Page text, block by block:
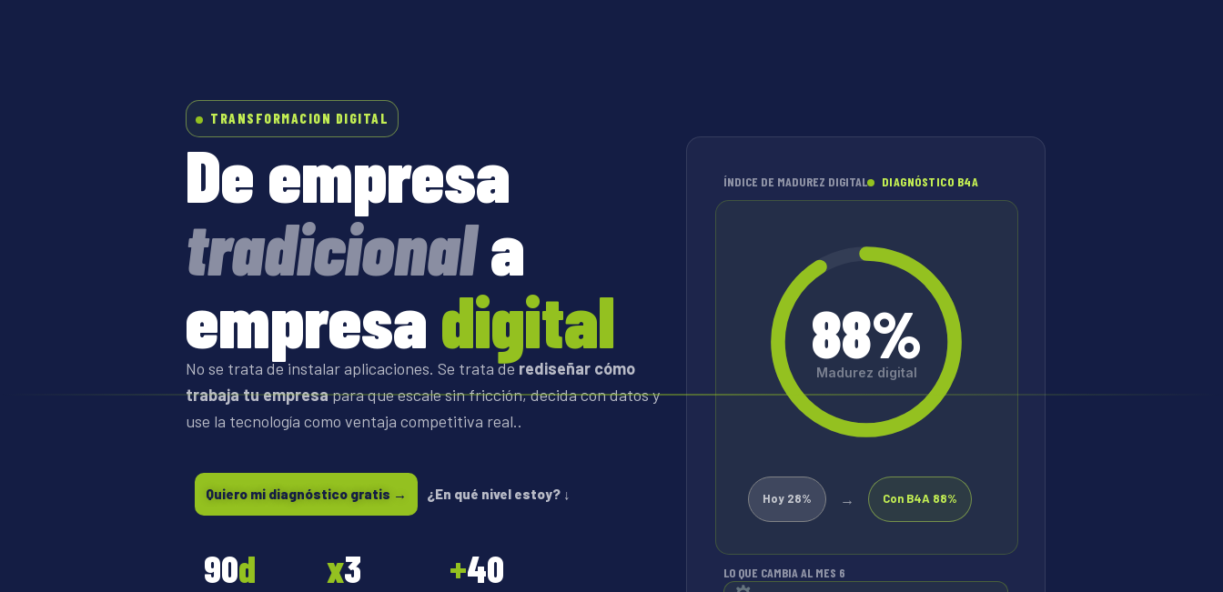
TRANSFORMACION DIGITAL
De empresa
tradicionala
empresadigital
No se trata de instalar aplicaciones. Se trata derediseñar cómo
trabaja tu empresapara que escale sin fricción, decida con datos y
use la tecnología como ventaja competitiva real..
Quiero mi diagnóstico gratis → ¿En qué nivel estoy? ↓
90d x3 +40
ÍNDICE DE MADUREZ DIGITAL DIAGNÓSTICO B4A
88%
Madurez digital
Hoy 28% → Con B4A 88%
LO QUE CAMBIA AL MES 6